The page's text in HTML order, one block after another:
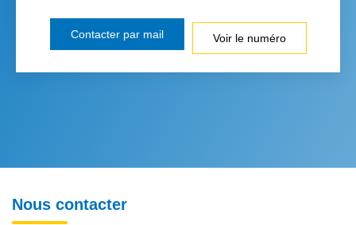
Contacter par mail Voir le numéro
Nous contacter